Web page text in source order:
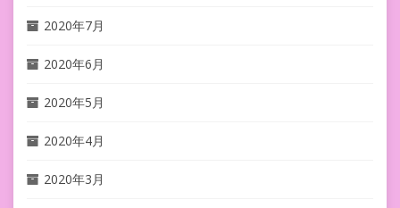
2020年7月
2020年6月
2020年5月
2020年4月
2020年3月